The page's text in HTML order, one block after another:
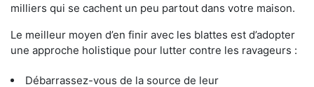
milliers qui se cachent un peu partout dans votre maison.
Le meilleur moyen d’en finir avec les blattes est d’adopter
une approche holistique pour lutter contre les ravageurs :
Débarrassez-vous de la source de leur